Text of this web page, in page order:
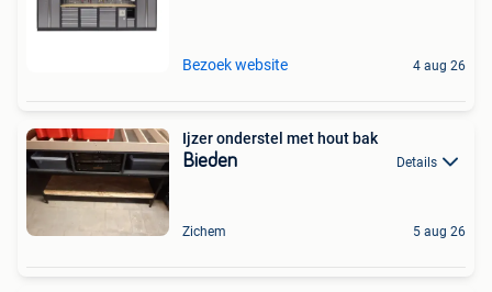
Bezoek website 4 aug 26
Ijzer onderstel met hout bak
Bieden Details
Zichem 5 aug 26